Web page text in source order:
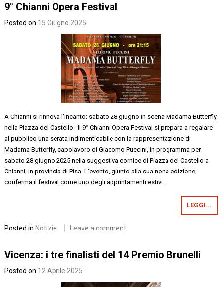
9° Chianni Opera Festival
Posted on 15 Giugno 2025
A Chianni si rinnova l’incanto: sabato 28 giugno in scena Madama Butterfly
nella Piazza del Castello Il 9° Chianni Opera Festival si prepara a regalare
al pubblico una serata indimenticabile con la rappresentazione di
Madama Butterfly, capolavoro di Giacomo Puccini, in programma per
sabato 28 giugno 2025 nella suggestiva cornice di Piazza del Castello a
Chianni, in provincia di Pisa. L’evento, giunto alla sua nona edizione,
conferma il festival come uno degli appuntamenti estivi…
LEGGI...
Posted in Notizie Leave a comment
Vicenza: i tre finalisti del 14 Premio Brunelli
Posted on 12 Aprile 2025